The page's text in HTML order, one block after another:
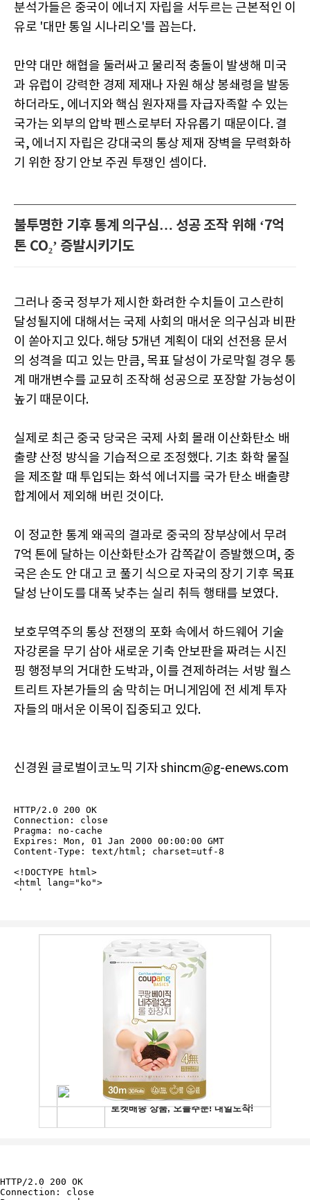
분석가들은 중국이 에너지 자립을 서두르는 근본적인 이
유로 '대만 통일 시나리오'를 꼽는다.
만약 대만 해협을 둘러싸고 물리적 충돌이 발생해 미국
과 유럽이 강력한 경제 제재나 자원 해상 봉쇄령을 발동
하더라도, 에너지와 핵심 원자재를 자급자족할 수 있는
국가는 외부의 압박 펜스로부터 자유롭기 때문이다. 결
국, 에너지 자립은 강대국의 통상 제재 장벽을 무력화하
기 위한 장기 안보 주권 투쟁인 셈이다.
불투명한 기후 통계 의구심… 성공 조작 위해 ‘7억
톤 CO₂’ 증발시키기도
그러나 중국 정부가 제시한 화려한 수치들이 고스란히
달성될지에 대해서는 국제 사회의 매서운 의구심과 비판
이 쏟아지고 있다. 해당 5개년 계획이 대외 선전용 문서
의 성격을 띠고 있는 만큼, 목표 달성이 가로막힐 경우 통
계 매개변수를 교묘히 조작해 성공으로 포장할 가능성이
높기 때문이다.
실제로 최근 중국 당국은 국제 사회 몰래 이산화탄소 배
출량 산정 방식을 기습적으로 조정했다. 기초 화학 물질
을 제조할 때 투입되는 화석 에너지를 국가 탄소 배출량
합계에서 제외해 버린 것이다.
이 정교한 통계 왜곡의 결과로 중국의 장부상에서 무려
7억 톤에 달하는 이산화탄소가 감쪽같이 증발했으며, 중
국은 손도 안 대고 코 풀기 식으로 자국의 장기 기후 목표
달성 난이도를 대폭 낮추는 실리 취득 행태를 보였다.
보호무역주의 통상 전쟁의 포화 속에서 하드웨어 기술
자강론을 무기 삼아 새로운 기축 안보판을 짜려는 시진
핑 행정부의 거대한 도박과, 이를 견제하려는 서방 월스
트리트 자본가들의 숨 막히는 머니게임에 전 세계 투자
자들의 매서운 이목이 집중되고 있다.
신경원 글로벌이코노믹 기자 shincm@g-enews.com